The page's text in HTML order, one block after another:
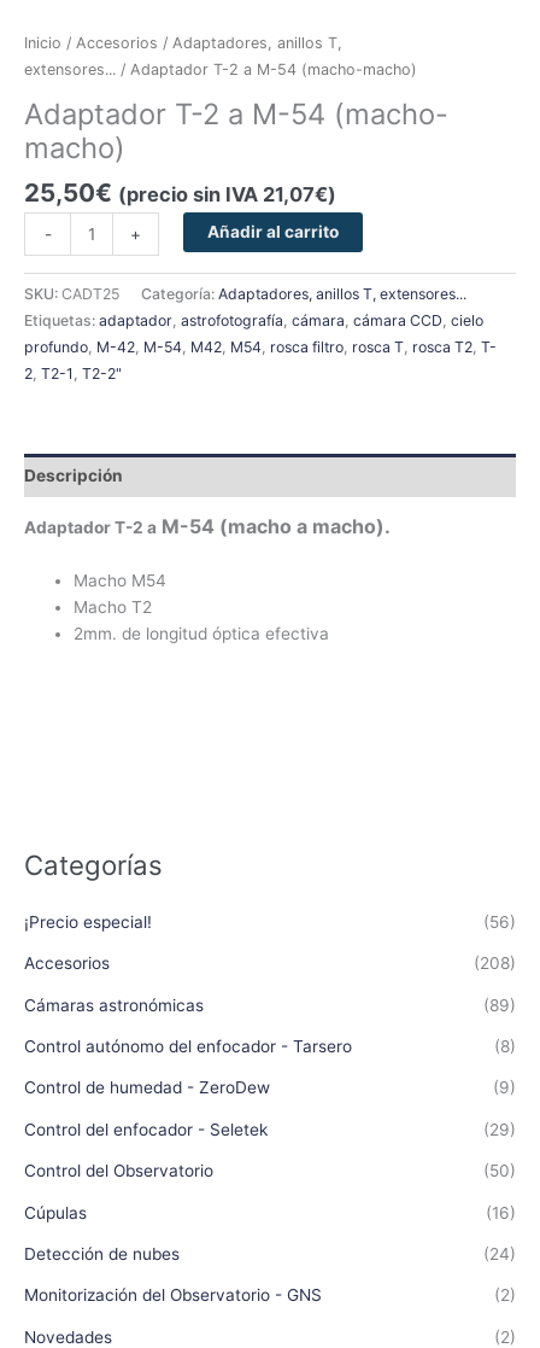
Categorías
¡Precio especial! (56)
Accesorios (208)
Cámaras astronómicas (89)
Control autónomo del enfocador - Tarsero (8)
Control de humedad - ZeroDew (9)
Control del enfocador - Seletek (29)
Control del Observatorio (50)
Cúpulas (16)
Detección de nubes (24)
Monitorización del Observatorio - GNS (2)
Novedades (2)
Inicio / Accesorios / Adaptadores, anillos T,
extensores... / Adaptador T-2 a M-54 (macho-macho)
Adaptador T-2 a M-54 (macho-
macho)
25,50€ (precio sin IVA 21,07€)
- + Añadir al carrito
SKU: CADT25 Categoría: Adaptadores, anillos T, extensores...
Etiquetas: adaptador, astrofotografía, cámara, cámara CCD, cielo
profundo, M-42, M-54, M42, M54, rosca filtro, rosca T, rosca T2, T-
2, T2-1 , T2-2"
Descripción
Adaptador T-2 a M-54 (macho a macho).
Macho M54
Macho T2
2mm. de longitud óptica efectiva